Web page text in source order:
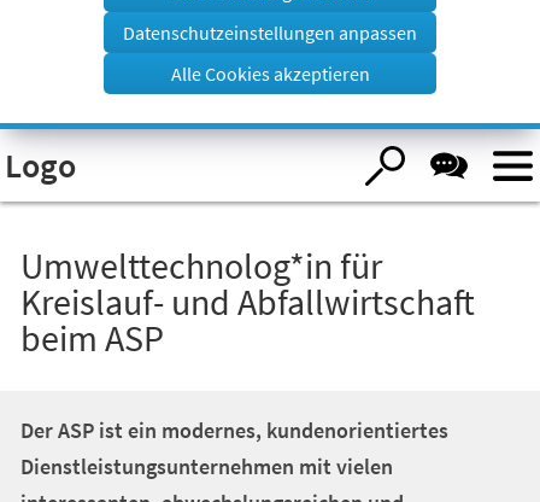
Visuelle
Assistenzsoftware
öffnen.
Tab)
Datenschutzeinstellungen anpassen
Alle Cookies akzeptieren
Logo
Umwelttechnolog*in für
Kreislauf- und Abfallwirtschaft
beim ASP
Der ASP ist ein modernes, kundenorientiertes
Dienstleistungsunternehmen mit vielen